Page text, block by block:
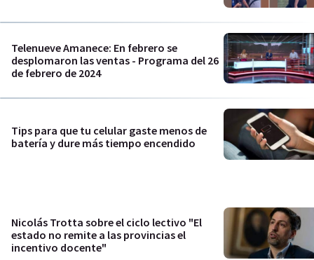
Telenueve Amanece: En febrero se
desplomaron las ventas - Programa del 26
de febrero de 2024
Tips para que tu celular gaste menos de
batería y dure más tiempo encendido
Nicolás Trotta sobre el ciclo lectivo "El
estado no remite a las provincias el
incentivo docente"